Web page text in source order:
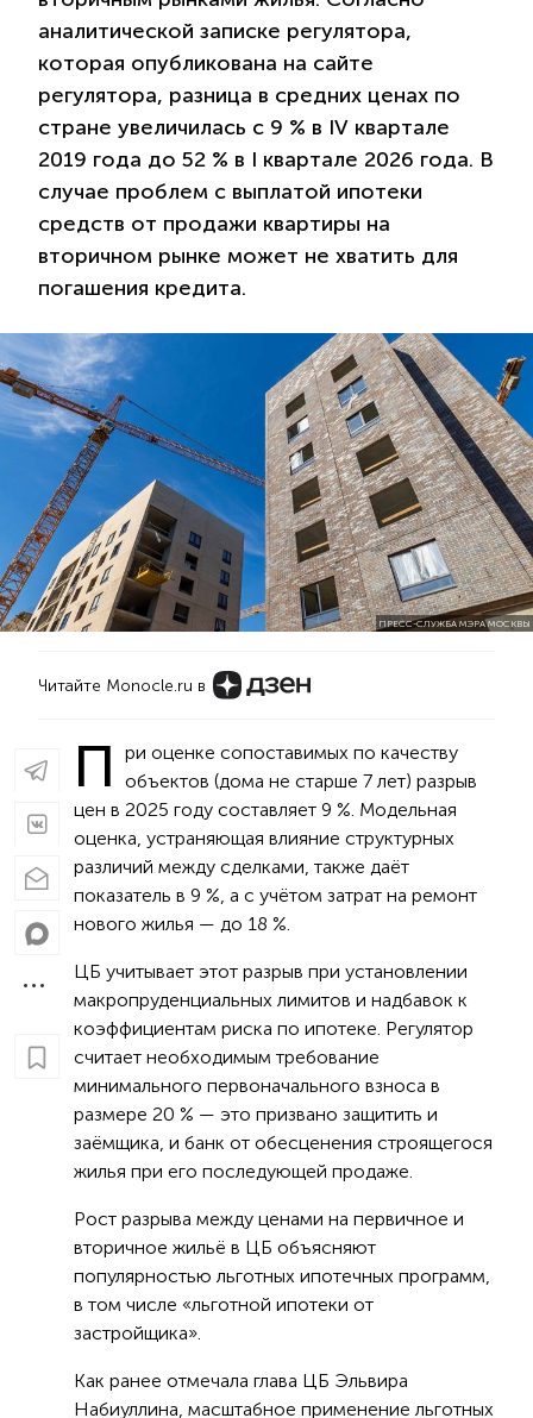
аналитической записке регулятора,
которая опубликована на сайте
регулятора, разница в средних ценах по
стране увеличилась с 9 % в IV квартале
2019 года до 52 % в I квартале 2026 года. В
случае проблем с выплатой ипотеки
средств от продажи квартиры на
вторичном рынке может не хватить для
погашения кредита.
ПРЕСС-СЛУЖБА МЭРА МОСКВЫ
Читайте Monocle.ru в
П
ри оценке сопоставимых по качеству
объектов (дома не старше 7 лет) разрыв
цен в 2025 году составляет 9 %. Модельная
оценка, устраняющая влияние структурных
различий между сделками, также даёт
показатель в 9 %, а с учётом затрат на ремонт
нового жилья — до 18 %.
ЦБ учитывает этот разрыв при установлении
макропруденциальных лимитов и надбавок к
коэффициентам риска по ипотеке. Регулятор
считает необходимым требование
минимального первоначального взноса в
размере 20 % — это призвано защитить и
заёмщика, и банк от обесценения строящегося
жилья при его последующей продаже.
Рост разрыва между ценами на первичное и
вторичное жильё в ЦБ объясняют
популярностью льготных ипотечных программ,
в том числе «льготной ипотеки от
застройщика».
Как ранее отмечала глава ЦБ Эльвира
Набиуллина, масштабное применение льготных